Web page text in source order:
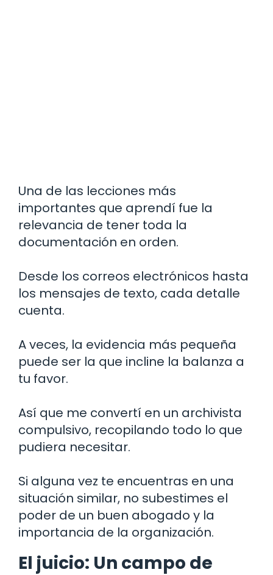
Una de las lecciones más
importantes que aprendí fue la
relevancia de tener toda la
documentación en orden.
Desde los correos electrónicos hasta
los mensajes de texto, cada detalle
cuenta.
A veces, la evidencia más pequeña
puede ser la que incline la balanza a
tu favor.
Así que me convertí en un archivista
compulsivo, recopilando todo lo que
pudiera necesitar.
Si alguna vez te encuentras en una
situación similar, no subestimes el
poder de un buen abogado y la
importancia de la organización.
El juicio: Un campo de